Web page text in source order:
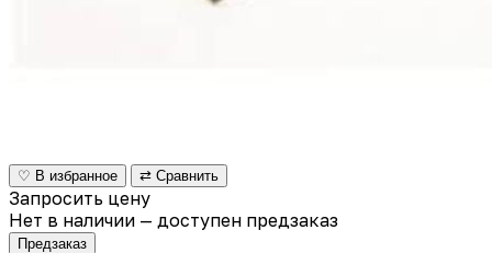
♡ В избранное ⇄ Сравнить
Запросить цену
Нет в наличии — доступен предзаказ
Предзаказ